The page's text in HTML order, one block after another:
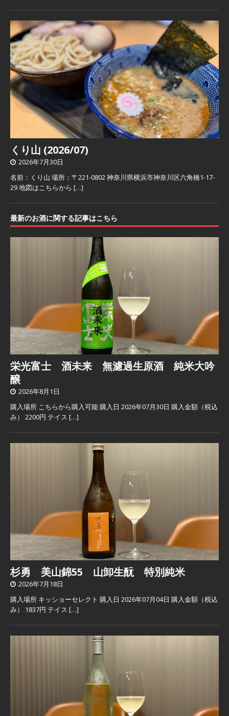
くり山 (2026/07)
2026年7月30日
名前：くり山 場所：〒221-0802 神奈川県横浜市神奈川区六角橋1-17-
29 地図はこちらから […]
最新のお酒に関する記事はこちら
栄光富士 酒未来 無濾過生原酒 純米大吟
醸
2026年8月1日
購入場所 こちらから購入可能 購入日 2026年07月30日 購入金額（税込
み） 2200円 テイス […]
杉勇 美山錦55 山卸生酛 特別純米
2026年7月18日
購入場所 キッショーセレクト 購入日 2026年07月04日 購入金額（税込
み） 1837円 テイス […]